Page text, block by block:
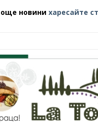
още новинихаресайте